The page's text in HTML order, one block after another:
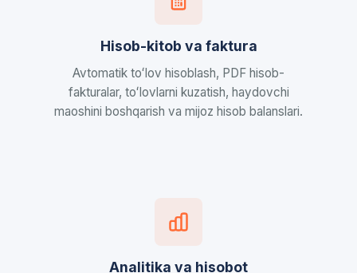
Hisob-kitob va faktura
Avtomatik toʻlov hisoblash, PDF hisob-
fakturalar, toʻlovlarni kuzatish, haydovchi
maoshini boshqarish va mijoz hisob balanslari.
Analitika va hisobot